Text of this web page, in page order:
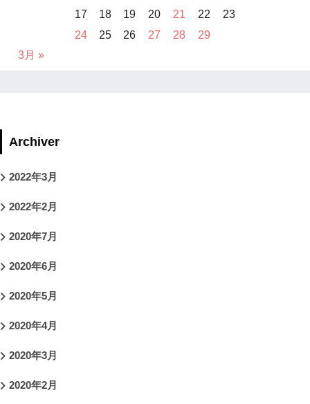
17
18 19 20 21 22
23
24
25 26 27 28
29
3月 »
Archiver
2022年3月
2022年2月
2020年7月
2020年6月
2020年5月
2020年4月
2020年3月
2020年2月